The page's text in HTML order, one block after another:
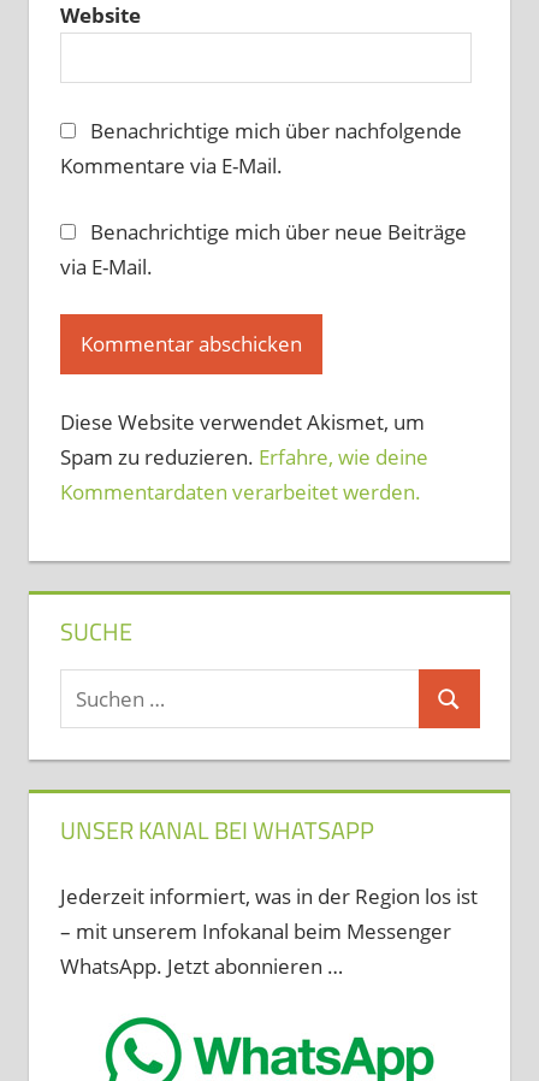
Website
Benachrichtige mich über nachfolgende
Kommentare via E-Mail.
Benachrichtige mich über neue Beiträge
via E-Mail.
Diese Website verwendet Akismet, um
Spam zu reduzieren. Erfahre, wie deine
Kommentardaten verarbeitet werden.
SUCHE
Suchen
nach:
Suchen
UNSER KANAL BEI WHATSAPP
Jederzeit informiert, was in der Region los ist
– mit unserem Infokanal beim Messenger
WhatsApp. Jetzt abonnieren …